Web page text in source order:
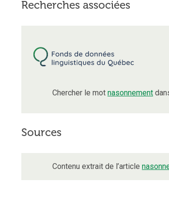
Recherches associées
Chercher le mot nasonnement
Sources
Contenu extrait de l’article